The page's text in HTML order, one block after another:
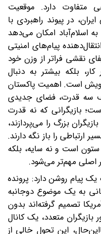
متفاوت دارد. موقعیت
در پیوند راهبردی با
به اسلام‌آباد امکان می‌دهد
پیام‌های امنیتی
نقشی فراتر از وزن خود
بلکه بیشتر به‌ دنبال
است. اهمیت پاکستان
سه‌ قدرت، فضای جدیدی
بازیگرانی که نه قدرت
بزرگ را می‌پردازند،
ارتباطی را باز نگه دارند.
است و نه سایه، بلکه
اصلی مهم‌تر می‌شود.
پیام روشن دارد: پرونده
به یک موضوع دوجانبه
تصمیم گرفته‌اند بدون
متعدد، یک کانال
این تحول خالی از